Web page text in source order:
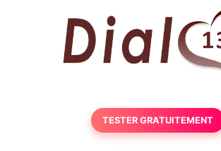
TESTER GRATUITEMENT